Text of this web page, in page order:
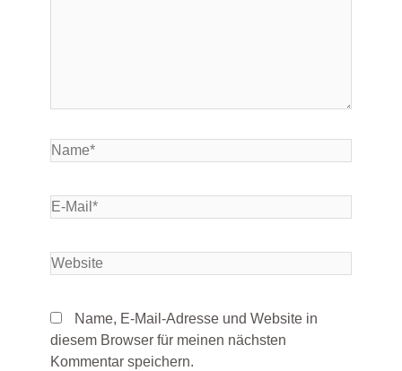
Name, E-Mail-Adresse und Website in
diesem Browser für meinen nächsten
Kommentar speichern.